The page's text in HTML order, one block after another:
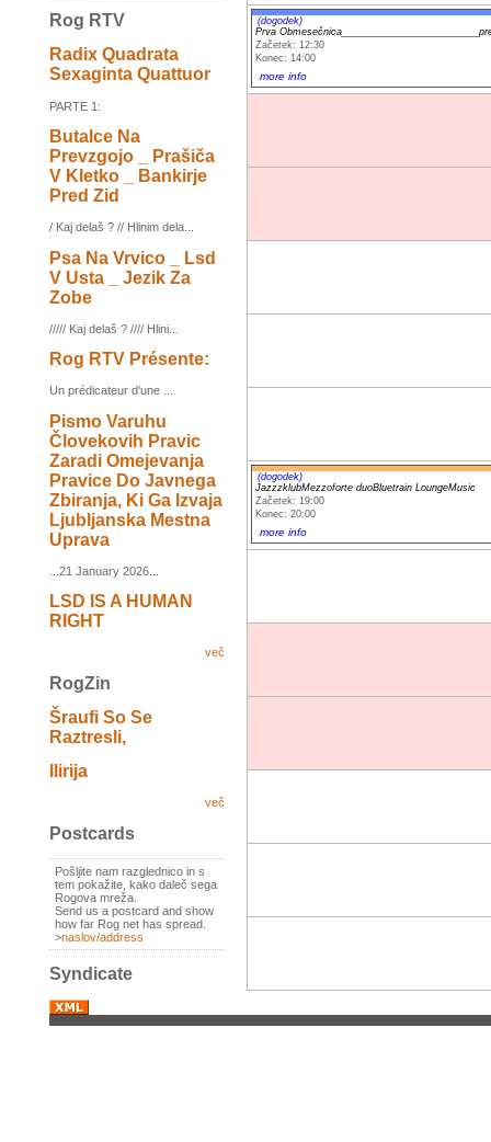
Rog RTV
Radix Quadrata
Sexaginta Quattuor
PARTE 1:
Butalce Na
Prevzgojo _ Prašiča
V Kletko _ Bankirje
Pred Zid
/ Kaj delaš ? // Hlinim dela...
Psa Na Vrvico _ Lsd
V Usta _ Jezik Za
Zobe
///// Kaj delaš ? //// Hlini...
Rog RTV Présente:
Un prédicateur d'une ...
Pismo Varuhu
Človekovih Pravic
Zaradi Omejevanja
Pravice Do Javnega
Zbiranja, Ki Ga Izvaja
Ljubljanska Mestna
Uprava
...21 January 2026...
LSD IS A HUMAN
RIGHT
več
RogZin
Šraufi So Se
Raztresli,
Ilirija
več
Postcards
Pošljite nam razglednico in s
tem pokažite, kako daleč sega
Rogova mreža.
Send us a postcard and show
how far Rog net has spread.
>naslov/address
Syndicate
(dogodek)
Prva
Začetek: 12:30
Konec: 14:00
more info
(dogodek)
JazzzklubMezzoforte duoBluetrain LoungeMusic
Začetek: 19:00
Konec: 20:00
more info